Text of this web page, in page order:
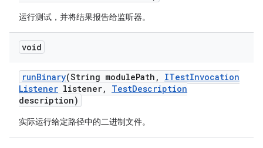
运行测试，并将结果报告给监听器。
void
runBinary(String modulePath , ITestInvocation
Listener listener, TestDescription
description)
实际运行给定路径中的二进制文件。